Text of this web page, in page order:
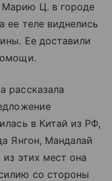
Марию Ц. в городе
теле виднелись
Ее доставили
рассказала
в Китай из РФ,
Янгон, Мандалай
этих мест она
со стороны